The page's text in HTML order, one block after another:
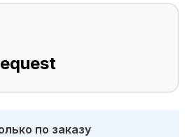
по заказу